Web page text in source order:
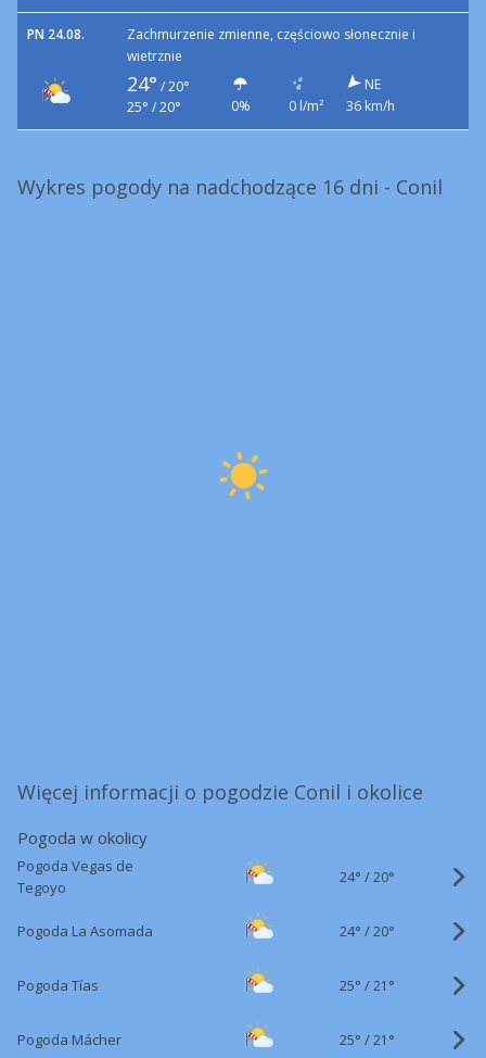
PN 24.08.
Zachmurzenie zmienne, częściowo słonecznie i
wietrznie
24° / 20°
25° / 20°
0% 0 l/m²
NE
36 km/h
Wykres pogody na nadchodzące 16 dni - Conil
Więcej informacji o pogodzie Conil i okolice
Pogoda w okolicy
Pogoda Vegas de
Tegoyo
24° /20°
Pogoda La Asomada 24° /20°
Pogoda Tías 25° /21°
Pogoda Mácher 25° /21°